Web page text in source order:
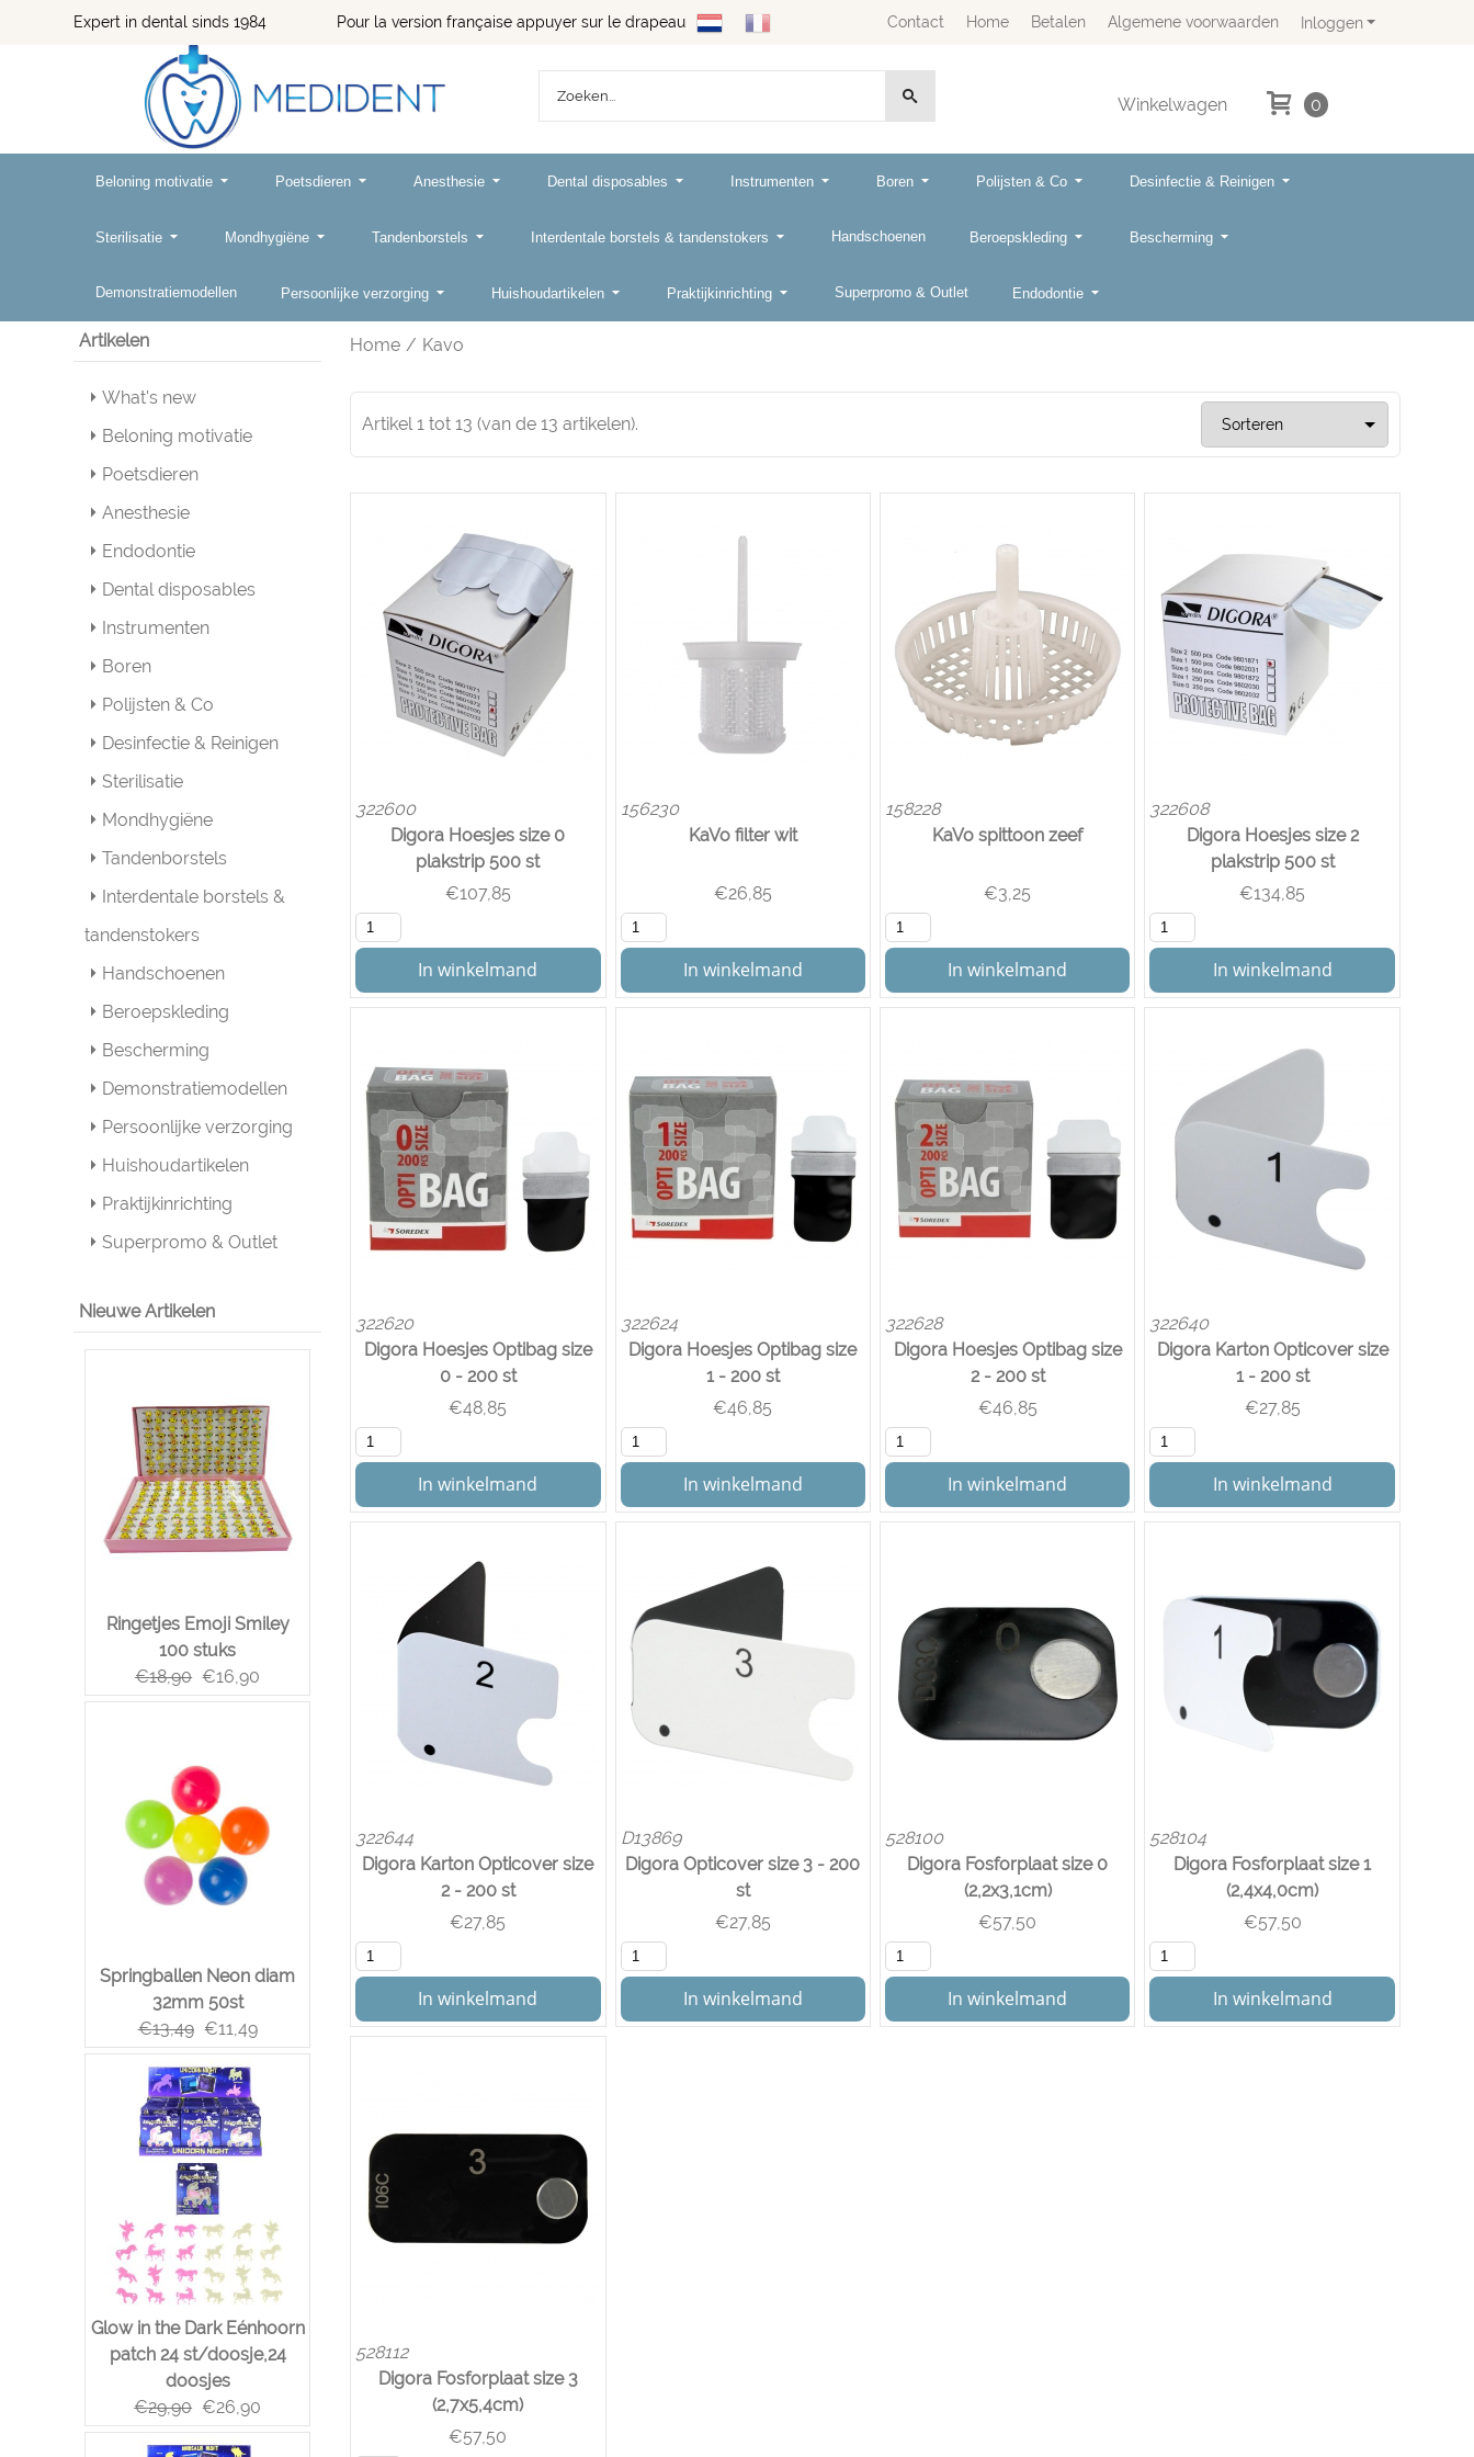
Expert in dental sinds 1984 Pour la version française appuyer sur le drapeau Inloggen
Contact Home Betalen Algemene voorwaarden
Winkelwagen 0
Beloning motivatie Poetsdieren Anesthesie Dental disposables Instrumenten Boren Polijsten & Co Desinfectie & Reinigen
Sterilisatie Mondhygiëne Tandenborstels Interdentale borstels & tandenstokers Handschoenen Beroepskleding Bescherming
Demonstratiemodellen Persoonlijke verzorging Huishoudartikelen Praktijkinrichting Superpromo & Outlet Endodontie
Artikelen
What's new
Beloning motivatie
Poetsdieren
Anesthesie
Endodontie
Dental disposables
Instrumenten
Boren
Polijsten & Co
Desinfectie & Reinigen
Sterilisatie
Mondhygiëne
Tandenborstels
Interdentale borstels &
tandenstokers
Handschoenen
Beroepskleding
Bescherming
Demonstratiemodellen
Persoonlijke verzorging
Huishoudartikelen
Praktijkinrichting
Superpromo & Outlet
Nieuwe Artikelen
Ringetjes Emoji Smiley
100 stuks
€18,90 €16,90
Springballen Neon diam
32mm 50st
€13,49 €11,49
Glow in the Dark Eénhoorn
patch 24 st/doosje,24
doosjes
€29,90 €26,90
Home / Kavo
Artikel1 tot13 (van de13 artikelen).
322600
Digora Hoesjes size 0
plakstrip 500 st
€107,85
In winkelmand
156230
KaVo filter wit
€26,85
In winkelmand
158228
KaVo spittoon zeef
€3,25
In winkelmand
322608
Digora Hoesjes size 2
plakstrip 500 st
€134,85
In winkelmand
322620
Digora Hoesjes Optibag size
0 - 200 st
€48,85
In winkelmand
322624
Digora Hoesjes Optibag size
1 - 200 st
€46,85
In winkelmand
322628
Digora Hoesjes Optibag size
2 - 200 st
€46,85
In winkelmand
322640
Digora Karton Opticover size
1 - 200 st
€27,85
In winkelmand
322644
Digora Karton Opticover size
2 - 200 st
€27,85
In winkelmand
D13869
Digora Opticover size 3 - 200
st
€27,85
In winkelmand
528100
Digora Fosforplaat size 0
(2,2x3,1cm)
€57,50
In winkelmand
528104
Digora Fosforplaat size 1
(2,4x4,0cm)
€57,50
In winkelmand
528112
Digora Fosforplaat size 3
(2,7x5,4cm)
€57,50